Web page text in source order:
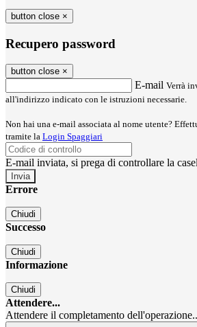
button close ×
Recupero password
button close ×
E-mail Verrà
all'indirizzo indicato con le istruzioni necessarie.
Non hai una e-mail associata al nome utente?
tramite la Login Spaggiari
E-mail inviata, si prega di controllare la
Errore
Chiudi
Successo
Chiudi
Informazione
Chiudi
Attendere...
Attendere il completamento